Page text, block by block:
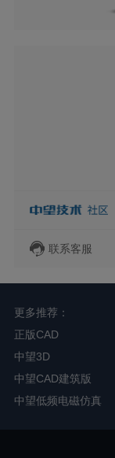
联系客服
更多推荐：
正版CAD
中望3D
中望CAD建筑版
中望低频电磁仿真